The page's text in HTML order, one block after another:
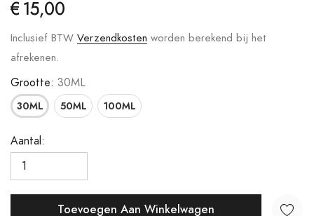
€15,00
Inclusief BTW Verzendkosten worden berekend bij het
afrekenen.
Grootte: 30ML
30ML 50ML 100ML
Aantal:
Toevoegen Aan Winkelwagen